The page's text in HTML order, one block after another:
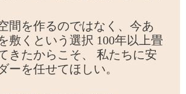
間を作るのではなく、 今あ
敷くという選択 100年以上畳
きたからこそ、
私たちに安
ーを任せてほしい。